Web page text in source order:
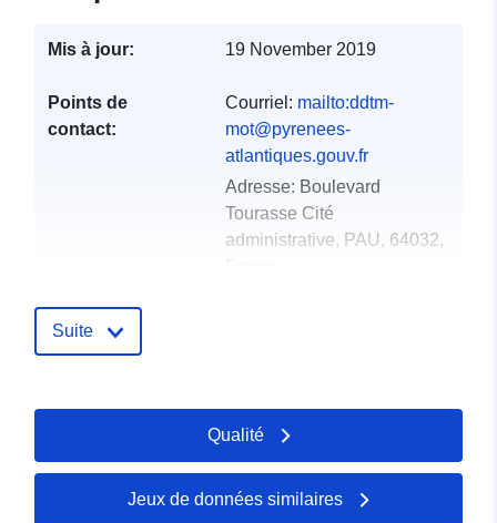
Mis à jour: 19 November 2019
Points de
contact:
Courriel: mailto:ddtm-
mot@pyrenees-
atlantiques.gouv.fr
Adresse: Boulevard
Tourasse Cité
administrative, PAU, 64032,
Compte rendu du
catalogue:
01 October 2022
spatial: Coordonnées: [ [
-1.27674723, 43.16098785
Suite
Qualité
Jeux de données similaires